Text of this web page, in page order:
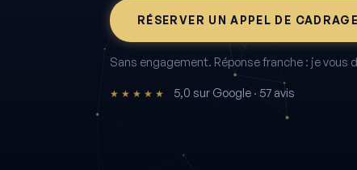
RÉSERVER UN APPEL DE
Sans engagement. Réponse franche : je vous
★★★★★ 5,0 sur Google · 57 avis